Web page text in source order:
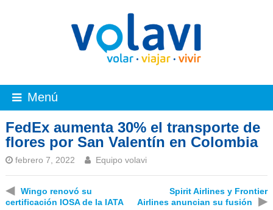
Menú
FedEx aumenta 30% el transporte de
flores por San Valentín en Colombia
febrero 7, 2022 Equipo volavi
◀
Wingo renovó su
certificación IOSA de la IATA
Spirit Airlines y Frontier
Airlines anuncian su fusión
▶